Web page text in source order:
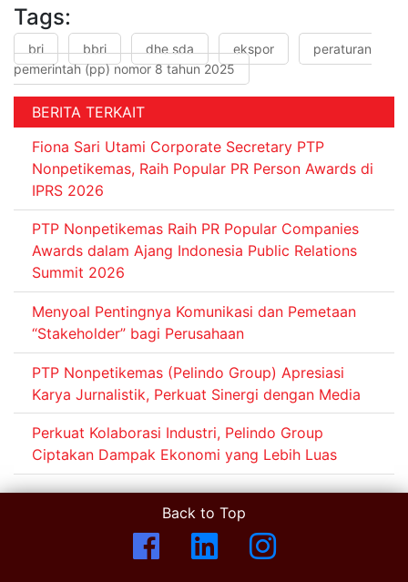
Tags:
bri bbri dhe sda ekspor
peraturan
pemerintah (pp) nomor 8 tahun 2025
BERITA TERKAIT
Fiona Sari Utami Corporate Secretary PTP
Nonpetikemas, Raih Popular PR Person Awards di
IPRS 2026
PTP Nonpetikemas Raih PR Popular Companies
Awards dalam Ajang Indonesia Public Relations
Summit 2026
Menyoal Pentingnya Komunikasi dan Pemetaan
“Stakeholder” bagi Perusahaan
PTP Nonpetikemas (Pelindo Group) Apresiasi
Karya Jurnalistik, Perkuat Sinergi dengan Media
Perkuat Kolaborasi Industri, Pelindo Group
Ciptakan Dampak Ekonomi yang Lebih Luas
Back to Top